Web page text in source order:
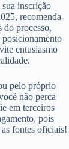
inscrição
recomenda-
do processo,
posicionamento
entusiasmo
pelo próprio
não perca
em terceiros
pois
fontes oficiais!